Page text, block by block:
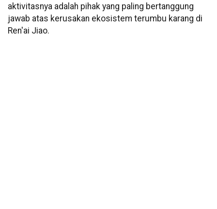
aktivitasnya adalah pihak yang paling bertanggung
jawab atas kerusakan ekosistem terumbu karang di
Ren'ai Jiao.